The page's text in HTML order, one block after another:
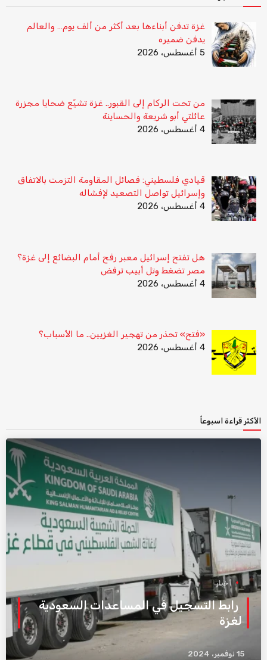
غزة تدفن أبناءها بعد أكثر من ألف يوم… والعالم
يدفن ضميره
5 أغسطس، 2026
من تحت الركام إلى القبور.. غزة تشيّع ضحايا مجزرة
عائلتي أبو شريعة والحساينة
4 أغسطس، 2026
قيادي فلسطيني: فصائل المقاومة التزمت بالاتفاق
وإسرائيل تواصل التصعيد لإفشاله
4 أغسطس، 2026
هل تفتح إسرائيل معبر رفح أمام البضائع إلى غزة؟
مصر تضغط وتل أبيب ترفض
4 أغسطس، 2026
«فتح» تحذر من تهجير الغزيين.. ما الأسباب؟
4 أغسطس، 2026
الأكثر قراءة اسبوعاً
أخبار
رابط التسجيل في المساعدات السعودية
لغزة
15 نوفمبر، 2024